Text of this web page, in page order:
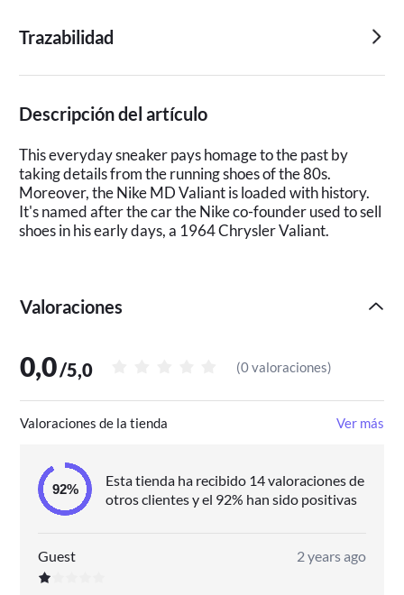
Trazabilidad
Descripción del artículo
This everyday sneaker pays homage to the past by
taking details from the running shoes of the 80s.
Moreover, the Nike MD Valiant is loaded with history.
It's named after the car the Nike co-founder used to sell
shoes in his early days, a 1964 Chrysler Valiant.
Valoraciones
0,0/5,0 (0 valoraciones)
Valoraciones de la tienda Ver más
Esta tienda ha recibido 14 valoraciones de
otros clientes y el 92% han sido positivas
Guest 2 years ago